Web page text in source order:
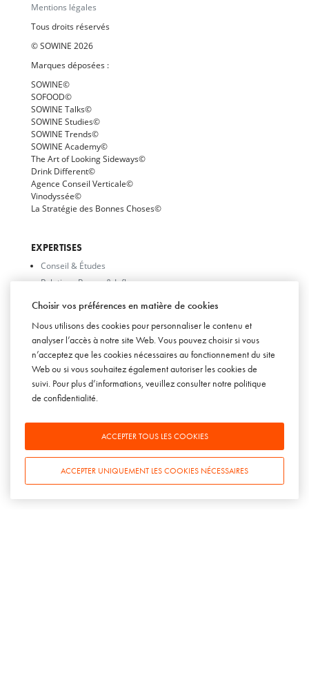
Mentions légales
Tous droits réservés
© SOWINE 2026
Marques déposées :
SOWINE©
SOFOOD©
SOWINE Talks©
SOWINE Studies©
SOWINE Trends©
SOWINE Academy©
The Art of Looking Sideways©
Drink Different©
Agence Conseil Verticale©
Vinodyssée©
La Stratégie des Bonnes Choses©
EXPERTISES
Conseil & Études
Relations Presse & Influence
Design & Création
SUIVEZ-NOUS
LinkedIn
Twitter
Soundcloud
Youtube
Choisir vos préférences en matière de cookies
Nous utilisons des cookies pour personnaliser le contenu et
analyser l’accès à notre site Web. Vous pouvez choisir si vous
n’acceptez que les cookies nécessaires au fonctionnement du site
Web ou si vous souhaitez également autoriser les cookies de
suivi. Pour plus d’informations, veuillez consulter notre politique
de confidentialité.
ACCEPTER UNIQUEMENT LES COOKIES NÉCESSAIRES
ACCEPTER TOUS LES COOKIES